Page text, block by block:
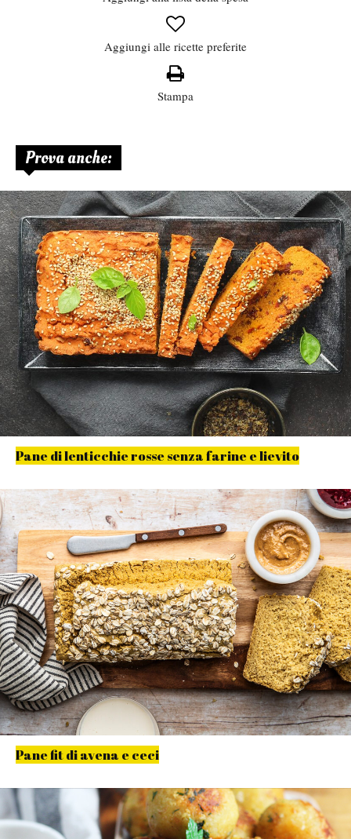
Aggiungi alle ricette preferite
Stampa
Prova anche:
Pane di lenticchie rosse senza farine e lievito
Pane fit di avena e ceci